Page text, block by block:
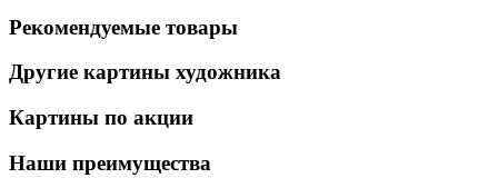
Рекомендуемые товары
Другие картины художника
Картины по акции
Наши преимущества